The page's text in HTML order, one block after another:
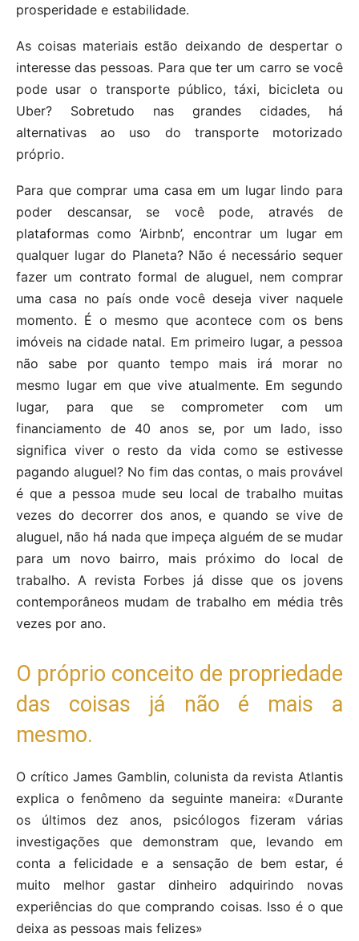
prosperidade e estabilidade.
As coisas materiais estão deixando de despertar o
interesse das pessoas. Para que ter um carro se você
pode usar o transporte público, táxi, bicicleta ou
Uber? Sobretudo nas grandes cidades, há
alternativas ao uso do transporte motorizado
próprio.
Para que comprar uma casa em um lugar lindo para
poder descansar, se você pode, através de
plataformas como ’Airbnb’, encontrar um lugar em
qualquer lugar do Planeta? Não é necessário sequer
fazer um contrato formal de aluguel, nem comprar
uma casa no país onde você deseja viver naquele
momento. É o mesmo que acontece com os bens
imóveis na cidade natal. Em primeiro lugar, a pessoa
não sabe por quanto tempo mais irá morar no
mesmo lugar em que vive atualmente. Em segundo
lugar, para que se comprometer com um
financiamento de 40 anos se, por um lado, isso
significa viver o resto da vida como se estivesse
pagando aluguel? No fim das contas, o mais provável
é que a pessoa mude seu local de trabalho muitas
vezes do decorrer dos anos, e quando se vive de
aluguel, não há nada que impeça alguém de se mudar
para um novo bairro, mais próximo do local de
trabalho. A revista Forbes já disse que os jovens
contemporâneos mudam de trabalho em média três
vezes por ano.
O próprio conceito de propriedade
das coisas já não é mais a
mesmo.
O crítico James Gamblin, colunista da revista Atlantis
explica o fenômeno da seguinte maneira: «Durante
os últimos dez anos, psicólogos fizeram várias
investigações que demonstram que, levando em
conta a felicidade e a sensação de bem estar, é
muito melhor gastar dinheiro adquirindo novas
experiências do que comprando coisas. Isso é o que
deixa as pessoas mais felizes»